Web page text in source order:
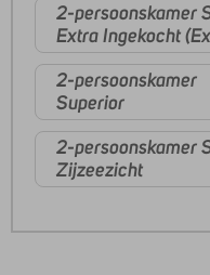
2-persoonskamer
Extra Ingekocht
2-persoonskamer
Superior
2-persoonskamer
Zijzeezicht